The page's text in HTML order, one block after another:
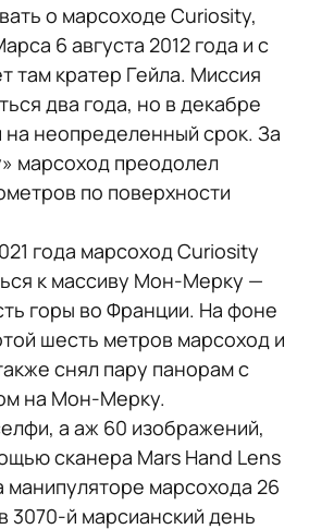
о марсоходе Curiosity,
6 августа 2012 года и с
там кратер Гейла. Миссия
два года, но в декабре
на неопределенный срок. За
марсоход преодолел
по поверхности
года марсоход Curiosity
к массиву Мон-Мерку —
горы во Франции. На фоне
шесть метров марсоход и
снял пару панорам с
на Мон-Мерку.
а аж 60 изображений,
сканера Mars Hand Lens
манипуляторе марсохода 26
3070-й марсианский день